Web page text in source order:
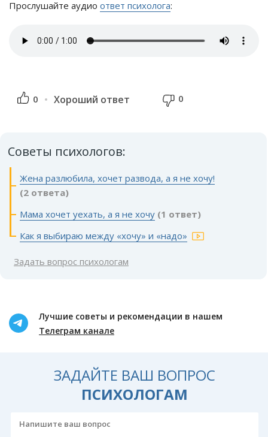
Прослушайте аудио ответ психолога:
0 Хороший ответ 0
Советы психологов:
Жена разлюбила, хочет развода, а я не хочу!
(2 ответа)
Мама хочет уехать, а я не хочу (1 ответ)
Как я выбираю между «хочу» и «надо»
Задать вопрос психологам
Лучшие советы и рекомендации в нашем
Телеграм канале
ЗАДАЙТЕ ВАШ ВОПРОС
ПСИХОЛОГАМ